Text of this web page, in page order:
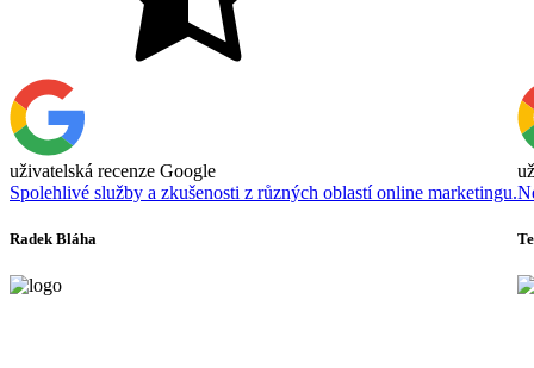
uživatelská recenze Google
Spolehlivé služby a zkušenosti z různých oblastí online marketingu.
Radek Bláha